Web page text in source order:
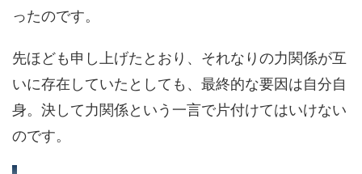
ったのです。
先ほども申し上げたとおり、それなりの力関係が互
いに存在していたとしても、最終的な要因は自分自
身。決して力関係という一言で片付けてはいけない
のです。